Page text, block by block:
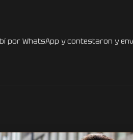
por WhatsApp y contestaron y